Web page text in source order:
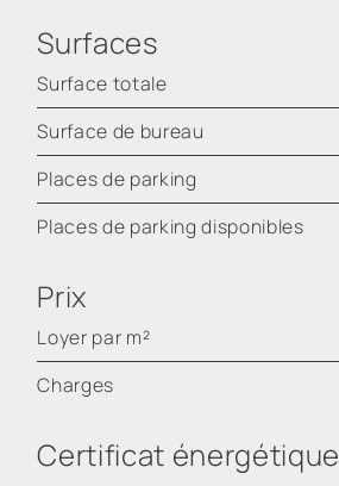
Surfaces
Surface totale
Surface de bureau
Places de parking
Places de parking disponibles
Prix
Loyer par m²
Charges
Certificat énergétique